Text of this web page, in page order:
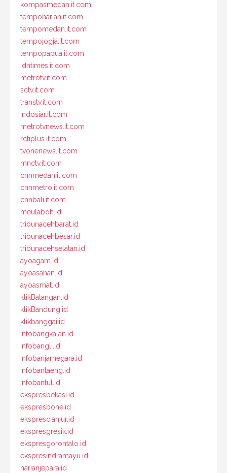
kompasmedan.it.com
tempoharian.it.com
tempomedan.it.com
tempojogja.it.com
tempopapua.it.com
idntimes.it.com
metrotv.it.com
sctv.it.com
transtv.it.com
indosiar.it.com
metrotvnews.it.com
rctiplus.it.com
tvonenews.it.com
mnctv.it.com
cnnmedan.it.com
cnnmetro.it.com
cnnbali.it.com
meulaboh.id
tribunacehbarat.id
tribunacehbesar.id
tribunacehselatan.id
ayoagam.id
ayoasahan.id
ayoasmat.id
klikBalangan.id
klikBandung.id
klikbanggai.id
infobangkalan.id
infobangli.id
infobanjarnegara.id
infobantaeng.id
infobantul.id
ekspresbekasi.id
ekspresbone.id
eksprescianjur.id
ekspresgresik.id
ekspresgorontalo.id
ekspresindramayu.id
harianjepara.id